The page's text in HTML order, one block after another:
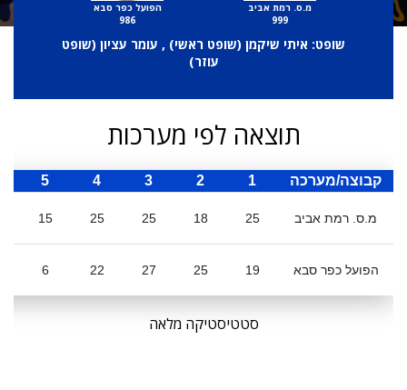
מ.ס. רמת אביב
999
הפועל כפר סבא
986
שופט: איתי שיקמן (שופט ראשי) , עומר עציון (שופט
עוזר)
תוצאה לפי מערכות
קבוצה/מערכה 1
2
3
4
5
מ.ס. רמת אביב 25
18
25
25
15
הפועל כפר סבא 19
25
27
22
6
סטטיסטיקה מלאה